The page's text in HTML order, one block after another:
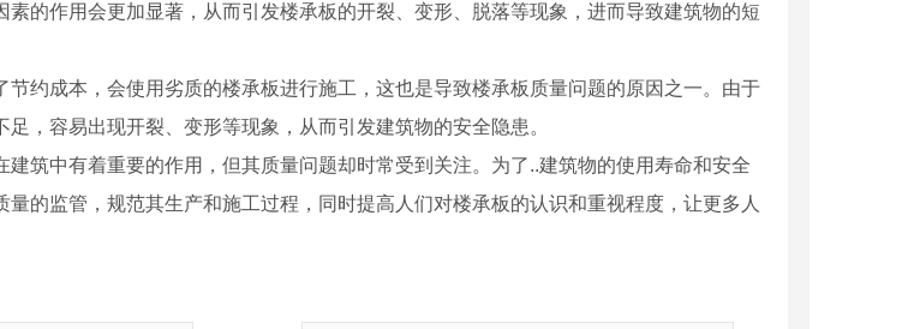
素的作用会更加显著，从而引发楼承板的开裂、变形、脱落等现象，进而导致建筑物的短
节约成本，会使用劣质的楼承板进行施工，这也是导致楼承板质量问题的原因之一。由于
，容易出现开裂、变形等现象，从而引发建筑物的安全隐患。
建筑中有着重要的作用，但其质量问题却时常受到关注。为了..建筑物的使用寿命和安全
量的监管，规范其生产和施工过程，同时提高人们对楼承板的认识和重视程度，让更多人